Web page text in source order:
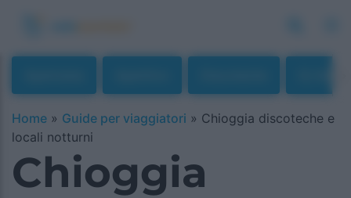
Home » Guide per viaggiatori » Chioggia discoteche e
locali notturni
Chioggia